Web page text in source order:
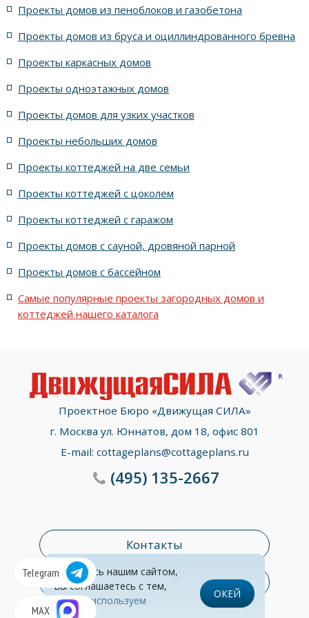
Telegram
MAX
7 спален с крышей шале 5 спален и террасой
жилых в стиле Райта с 5 комнатами
жилых в английском стиле
жилых в современном стиле с террасой
с террасой и 6 комнатами
Проекты домов из пеноблоков и газобетона
Проекты домов из бруса и оциллиндрованного бревна
Проекты каркасных домов
Проекты одноэтажных домов
Проекты домов для узких участков
Проекты небольших домов
Проекты коттеджей на две семьи
Проекты коттеджей с цоколем
Проекты коттеджей с гаражом
Проекты домов с сауной, дровяной парной
Проекты домов с бассейном
Самые популярные проекты загородных домов и
коттеджей нашего каталога
© Все права защищены
Проектное Бюро «Движущая СИЛА»
г. Москва ул. Юннатов, дом 18, офис 801
E-mail: cottageplans@cottageplans.ru
Контакты
Раздел консультаций
(495)135-2667
Обработка персональных данных
Пользуясь нашим сайтом,
вы соглашаетесь с тем,
чтомы используем
cookies
ОКЕЙ